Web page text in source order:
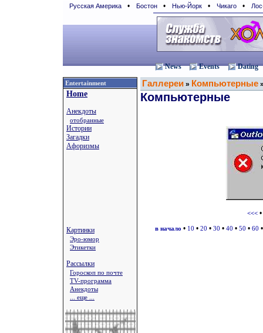
Русская Америка • Бостон • Нью-Йорк • Чикаго •
News Events Dating
Entertainment
Home
Анекдоты
отобранные
Истории
Загадки
Афоризмы
Картинки
Эро-юмор
Этикетки
Рассылки
Гороскоп по почте
TV-программа
Анекдоты
... еще ...
Галлереи » Компьютерные
Компьютерные
<<< •
в начало • 10 • 20 • 30 • 40 • 50 • 60